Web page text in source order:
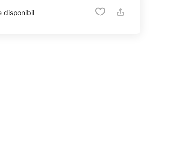
disponibil